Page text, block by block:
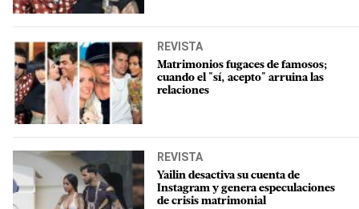
REVISTA
Matrimonios fugaces de famosos;
cuando el "sí, acepto" arruina las
relaciones
REVISTA
Yailin desactiva su cuenta de
Instagram y genera especulaciones
de crisis matrimonial